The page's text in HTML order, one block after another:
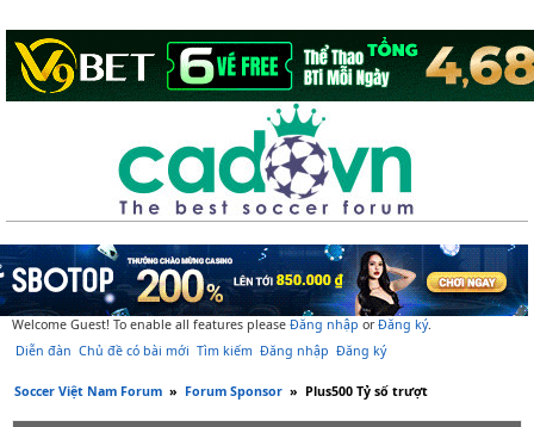
Welcome Guest! To enable all features please Đăng nhập orĐăng ký.
Diễn đàn Chủ đề có bài mới Tìm kiếm Đăng nhập Đăng ký
Soccer Việt Nam Forum » Forum Sponsor » Plus500 Tỷ số trượt